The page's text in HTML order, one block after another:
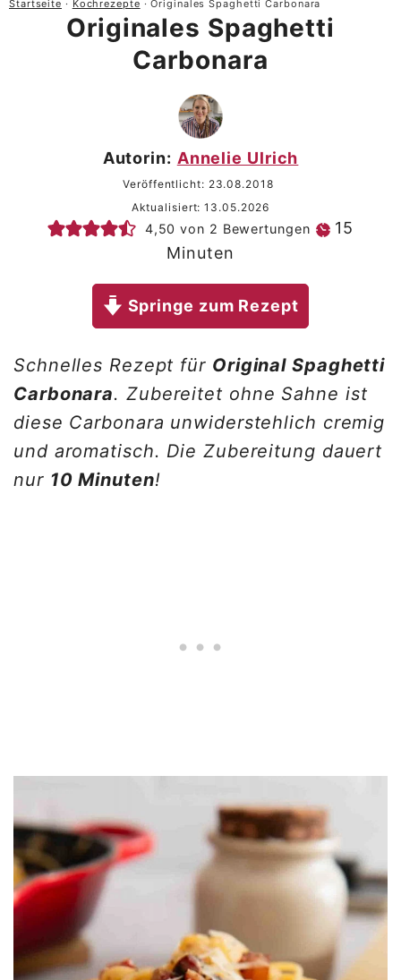
Startseite · Kochrezepte ·Originales Spaghetti Carbonara
Originales Spaghetti
Carbonara
Autorin: Annelie Ulrich
Veröffentlicht: 23.08.2018
Aktualisiert:13.05.2026
4,50 von 2 Bewertungen 15
Minuten
Springe zum Rezept
Schnelles Rezept für Original Spaghetti
Carbonara. Zubereitet ohne Sahne ist
diese Carbonara unwiderstehlich cremig
und aromatisch. Die Zubereitung dauert
nur 10 Minuten!